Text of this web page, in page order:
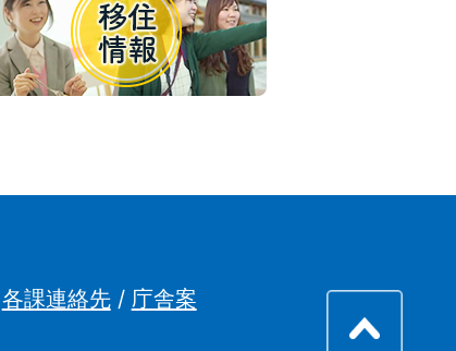
各課連絡先/ 庁舎案